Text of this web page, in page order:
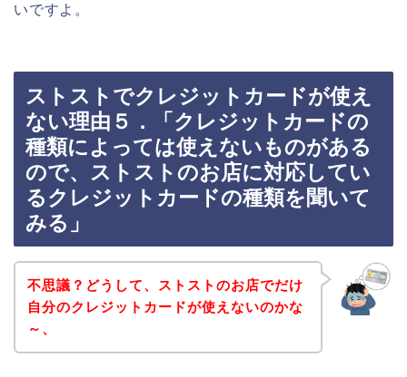
いですよ。
ストストでクレジットカードが使え
ない理由５．「クレジットカードの
種類によっては使えないものがある
ので、ストストのお店に対応してい
るクレジットカードの種類を聞いて
みる」
不思議？どうして、ストストのお店でだけ
自分のクレジットカードが使えないのかな
～、